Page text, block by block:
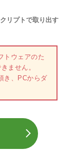
リプトで取り出す
トウェアのた
ません。
き、PCからダ